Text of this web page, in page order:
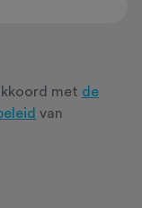
met de
van